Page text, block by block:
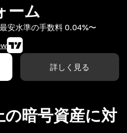
ーム
安水準の手数料 0.04%〜
詳しく見る
暗号資産に対